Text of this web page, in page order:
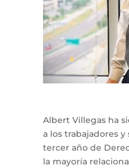
Albert Villegas ha
a los trabajadores
tercer año de
la mayoría